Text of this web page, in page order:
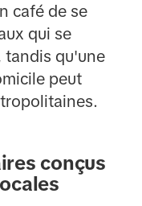
café de se
qui se
tandis qu'une
peut
conçus